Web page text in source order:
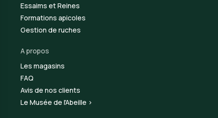
Essaims et Reines
Formations apicoles
Gestion de ruches
A propos
Les magasins
FAQ
Avis de nos clients
Le Musée de l'Abeille >